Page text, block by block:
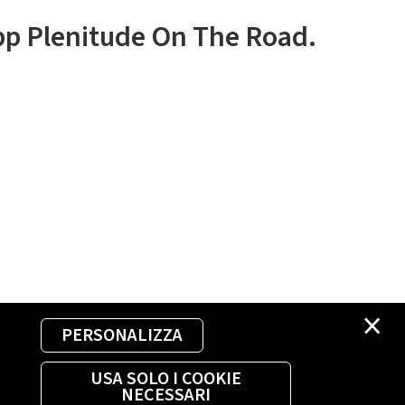
×
PERSONALIZZA
USA SOLO I COOKIE
NECESSARI
Plenitude On The Road.